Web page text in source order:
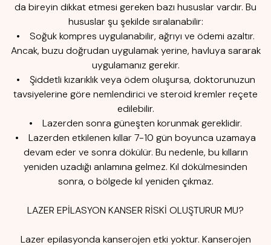
da bireyin dikkat etmesi gereken bazı hususlar vardır. Bu
hususlar şu şekilde sıralanabilir:
• Soğuk kompres uygulanabilir, ağrıyı ve ödemi azaltır.
Ancak, buzu doğrudan uygulamak yerine, havluya sararak
uygulamanız gerekir.
• Şiddetli kızarıklık veya ödem oluşursa, doktorunuzun
tavsiyelerine göre nemlendirici ve steroid kremler reçete
edilebilir.
• Lazerden sonra güneşten korunmak gereklidir.
• Lazerden etkilenen kıllar 7-10 gün boyunca uzamaya
devam eder ve sonra dökülür. Bu nedenle, bu kılların
yeniden uzadığı anlamına gelmez. Kıl dökülmesinden
sonra, o bölgede kıl yeniden çıkmaz.
LAZER EPİLASYON KANSER RİSKİ OLUŞTURUR MU?
Lazer epilasyonda kanserojen etki yoktur. Kanserojen